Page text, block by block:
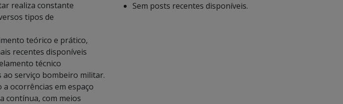
realiza constante
tipos de
teórico e prático,
recentes disponíveis
técnico
serviço bombeiro militar.
ocorrências em espaço
contínua, com meios
Sem posts recentes disponíveis.